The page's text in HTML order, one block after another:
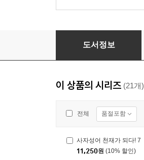
사자성어 천재가 되다! 6
도서정보
이 상품의 시리즈 (21개)
전체 품절포함
사자성어 천재가 되다! 7
11,250원 (10% 할인)